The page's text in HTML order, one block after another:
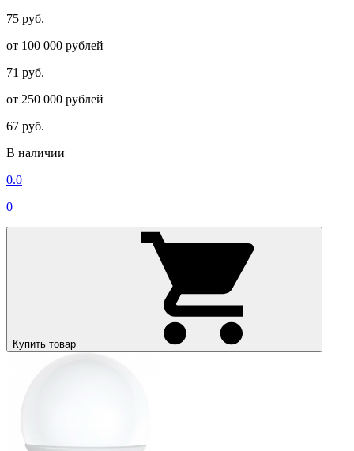
75 руб.
от 100 000 рублей
71 руб.
от 250 000 рублей
67 руб.
В наличии
0.0
0
Купить товар